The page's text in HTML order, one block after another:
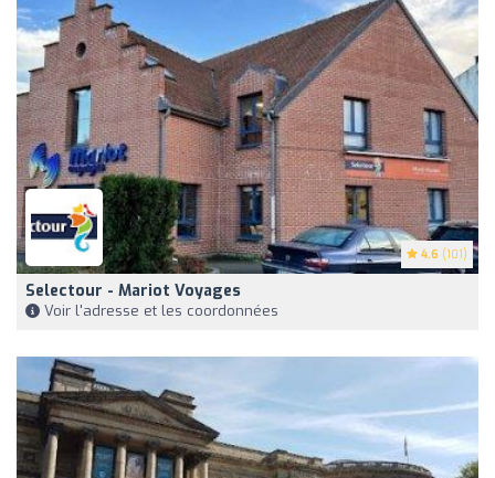
4.6 (101)
Selectour - Mariot Voyages
Voir l'adresse et les coordonnées